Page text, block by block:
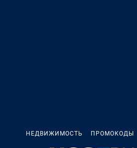
НЕДВИЖИМОСТЬ ПРОМОКОДЫ